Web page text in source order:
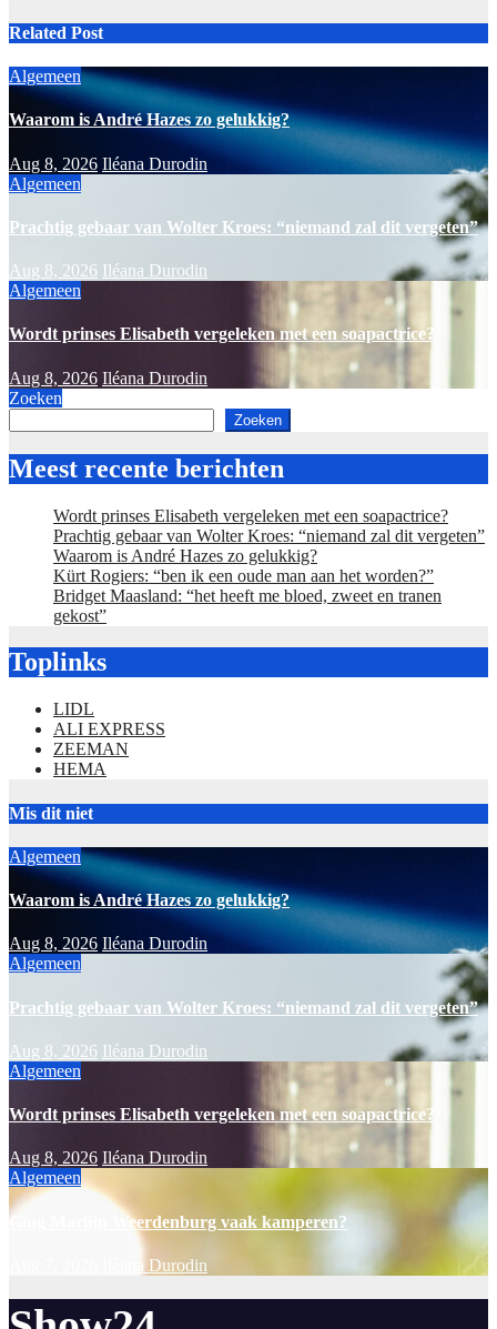
Related Post
Algemeen
Waarom is André Hazes zo gelukkig?
Aug 8, 2026 Iléana Durodin
Algemeen
Prachtig gebaar van Wolter Kroes: “niemand zal dit vergeten”
Aug 8, 2026 Iléana Durodin
Algemeen
Wordt prinses Elisabeth vergeleken met een soapactrice?
Aug 8, 2026 Iléana Durodin
Zoeken
Zoeken
Meest recente berichten
Wordt prinses Elisabeth vergeleken met een soapactrice?
Prachtig gebaar van Wolter Kroes: “niemand zal dit vergeten”
Waarom is André Hazes zo gelukkig?
Kürt Rogiers: “ben ik een oude man aan het worden?”
Bridget Maasland: “het heeft me bloed, zweet en tranen
gekost”
Toplinks
LIDL
ALI EXPRESS
ZEEMAN
HEMA
Mis dit niet
Algemeen
Waarom is André Hazes zo gelukkig?
Aug 8, 2026 Iléana Durodin
Algemeen
Prachtig gebaar van Wolter Kroes: “niemand zal dit vergeten”
Aug 8, 2026 Iléana Durodin
Algemeen
Wordt prinses Elisabeth vergeleken met een soapactrice?
Aug 8, 2026 Iléana Durodin
Algemeen
Ging Marlijn Weerdenburg vaak kamperen?
Iléana Durodin